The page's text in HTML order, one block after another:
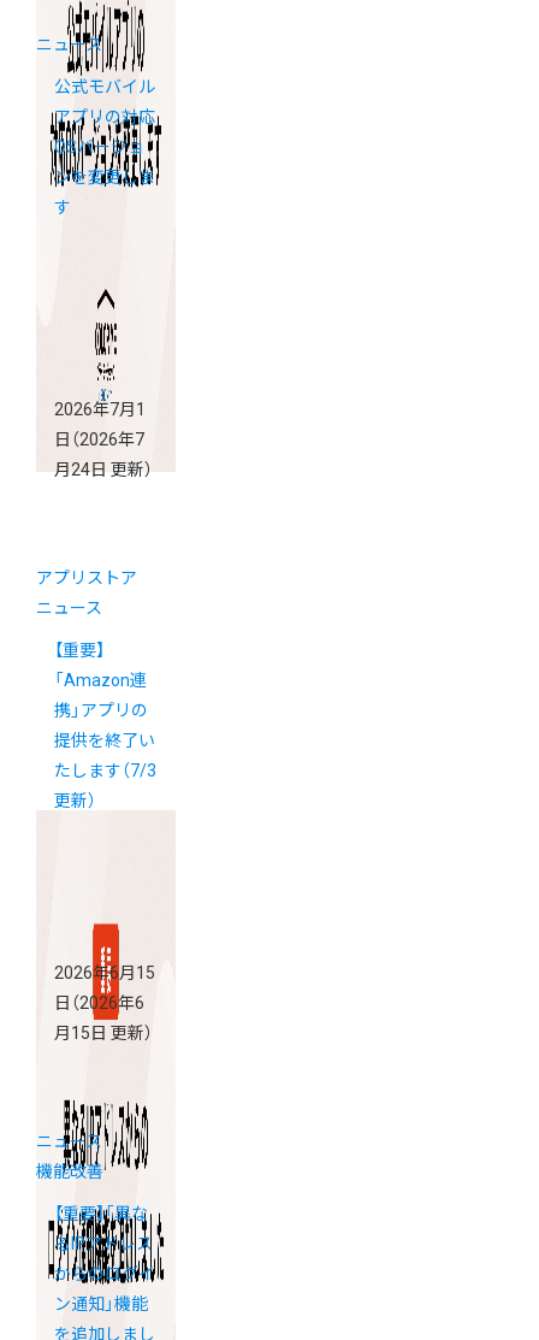
ニュース
公式モバイル
アプリの対応
OSバージョ
ンを変更しま
す
2026年7月1
日 （2026年7
月24日 更新）
アプリストア
ニュース
【重要】
「Amazon連
携」アプリの
提供を終了い
たします（7/3
更新）
2026年6月15
日 （2026年6
月15日 更新）
ニュース
機能改善
【重要】「異な
るIPアドレス
からのログイ
ン通知」機能
を追加しまし